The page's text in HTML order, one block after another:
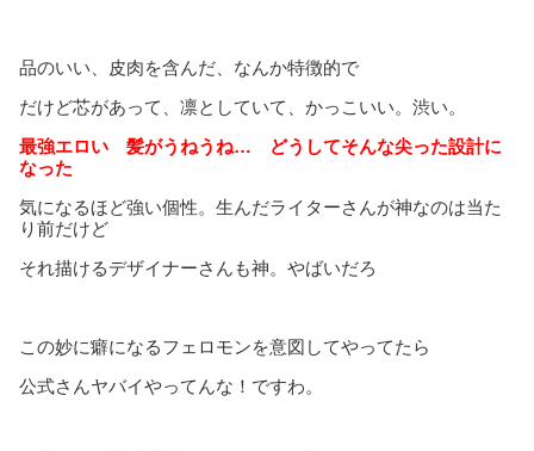
品のいい、皮肉を含んだ、なんか特徴的で
だけど芯があって、凛としていて、かっこいい。渋い。
最強エロい 髪がうねうね… どうしてそんな尖った設計に
なった
気になるほど強い個性。生んだライターさんが神なのは当た
り前だけど
それ描けるデザイナーさんも神。やばいだろ
この妙に癖になるフェロモンを意図してやってたら
公式さんヤバイやってんな！ですわ。